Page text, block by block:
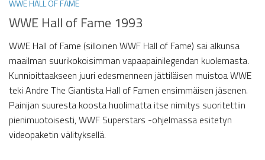
WWE HALL OF FAME
WWE Hall of Fame 1993
WWE Hall of Fame (silloinen WWF Hall of Fame) sai alkunsa
maailman suurikokoisimman vapaapainilegendan kuolemasta.
Kunnioittaakseen juuri edesmenneen jättiläisen muistoa WWE
teki Andre The Giantista Hall of Famen ensimmäisen jäsenen.
Painijan suuresta koosta huolimatta itse nimitys suoritettiin
pienimuotoisesti, WWF Superstars -ohjelmassa esitetyn
videopaketin välityksellä.